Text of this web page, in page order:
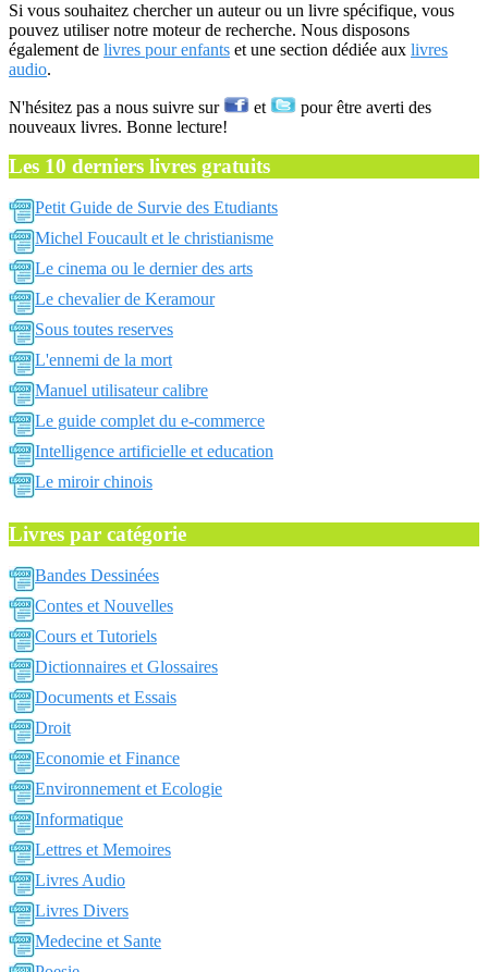
Si vous souhaitez chercher un auteur ou un livre spécifique, vous
pouvez utiliser notre moteur de recherche. Nous disposons
également de livres pour enfants et une section dédiée aux livres
audio.
N'hésitez pas a nous suivre sur et
pour être averti des
nouveaux livres. Bonne lecture!
Les 10 derniers livres gratuits
Petit Guide de Survie des Etudiants
Michel Foucault et le christianisme
Le cinema ou le dernier des arts
Le chevalier de Keramour
Sous toutes reserves
L'ennemi de la mort
Manuel utilisateur calibre
Le guide complet du e-commerce
Intelligence artificielle et education
Le miroir chinois
Livres par catégorie
Bandes Dessinées
Contes et Nouvelles
Cours et Tutoriels
Dictionnaires et Glossaires
Documents et Essais
Droit
Economie et Finance
Environnement et Ecologie
Informatique
Lettres et Memoires
Livres Audio
Livres Divers
Medecine et Sante